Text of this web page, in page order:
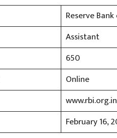
Reserve
Assistant
650
Online
www.rbi.org.in
February 16,